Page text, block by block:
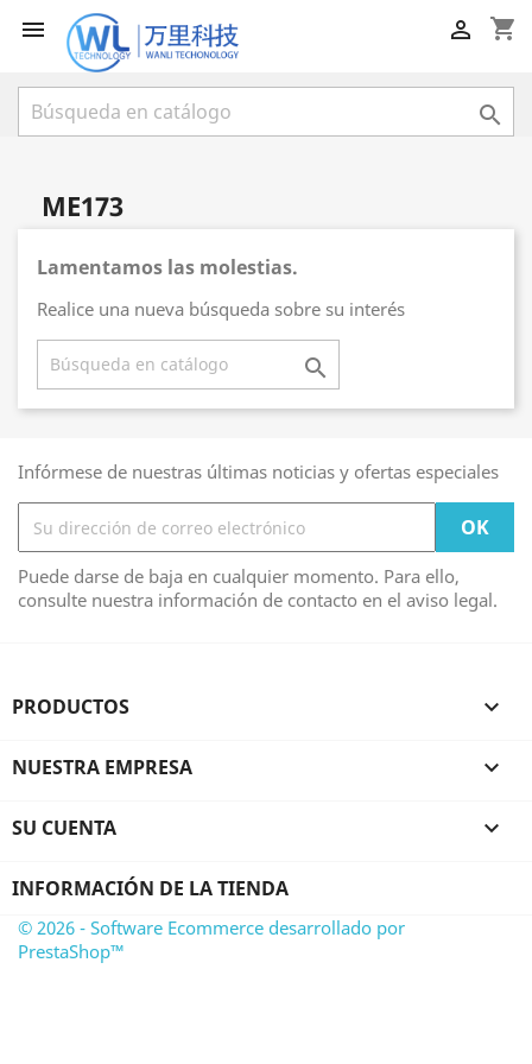
 shopping_cart


ME173
Lamentamos las molestias.
Realice una nueva búsqueda sobre su interés

Infórmese de nuestras últimas noticias y ofertas especiales
Puede darse de baja en cualquier momento. Para ello,
consulte nuestra información de contacto en el aviso legal.
PRODUCTOS 
NUESTRA EMPRESA 
SU CUENTA 
INFORMACIÓN DE LA TIENDA
© 2026 - Software Ecommerce desarrollado por
PrestaShop™